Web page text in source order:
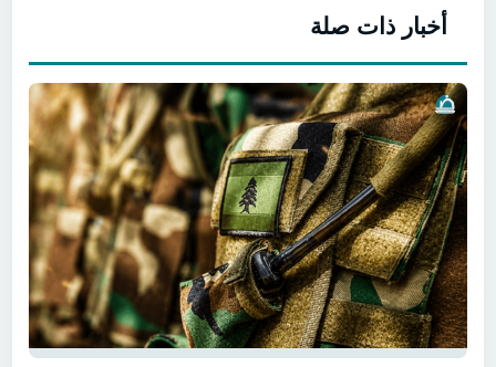
أخبار ذات صلة